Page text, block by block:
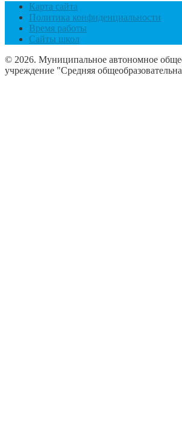
Карта сайта
Политика конфиденциальности
Время работы
Сайты школ
© 2026. Муниципальное автономное
учреждение "Средняя